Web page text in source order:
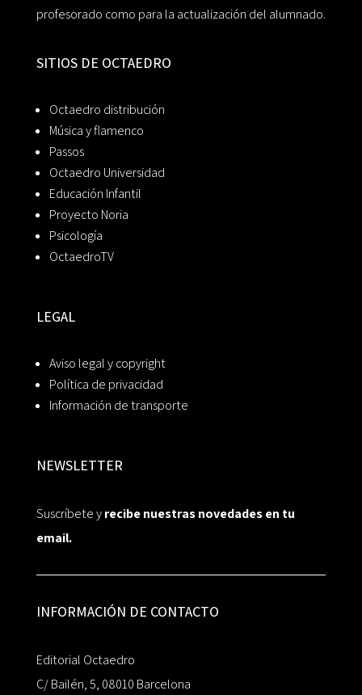
profesorado como para la actualización del alumnado.
SITIOS DE OCTAEDRO
Octaedro distribución
Música y flamenco
Passos
Octaedro Universidad
Educación Infantil
Proyecto Noria
Psicología
OctaedroTV
LEGAL
Aviso legal y copyright
Política de privacidad
Información de transporte
NEWSLETTER
Suscríbete yrecibe nuestras novedades en tu
email.
INFORMACIÓN DE CONTACTO
Editorial Octaedro
C/ Bailén, 5, 08010 Barcelona